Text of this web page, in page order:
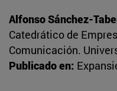
Alfonso Sánchez-
Catedrático de
Comunicación.
Publicado en: